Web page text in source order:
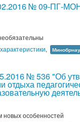
№ 09-ПГ-
,
№ 536 "Об
новых особенностей